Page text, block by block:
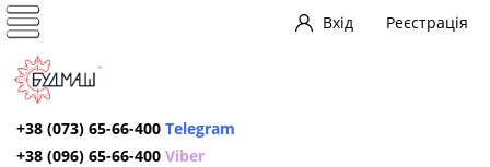
Вхід Реєстрація
+38 (073) 65-66-400 Telegram
+38 (096) 65-66-400 Viber